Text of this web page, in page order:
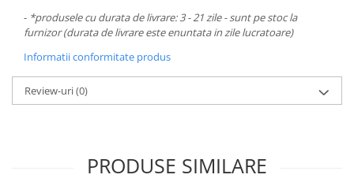
- *produsele cu durata de livrare: 3 - 21 zile - sunt pe stoc la
furnizor (durata de livrare este enuntata in zile lucratoare)
Informatii conformitate produs
Review-uri(0)
PRODUSE SIMILARE